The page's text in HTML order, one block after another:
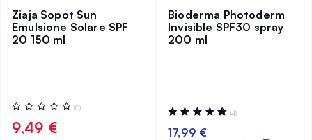
Ziaja Sopot Sun
Emulsione Solare SPF
20 150 ml
Valutazione:
0%
(0)
9,49 €
Bioderma Photoderm
Invisible SPF30 spray
200 ml
Valutazione:
100%
(4)
17,99 €